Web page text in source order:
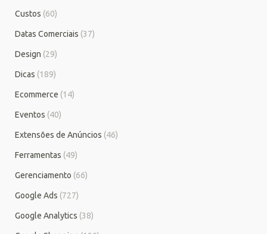
Custos (60)
Datas Comerciais (37)
Design (29)
Dicas (189)
Ecommerce (14)
Eventos (40)
Extensões de Anúncios (46)
Ferramentas (49)
Gerenciamento (66)
Google Ads (727)
Google Analytics (38)